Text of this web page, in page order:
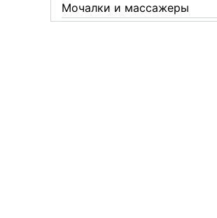
Мочалки и массажеры